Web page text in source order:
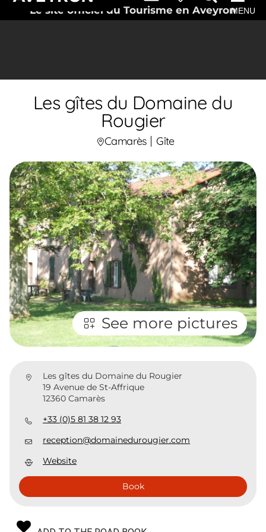
Le site officiel du Tourisme en AveyronMENU
Les gîtes du Domaine du
Rougier
Camarès Gîte
See more pictures
Les gîtes du Domaine du Rougier
19 Avenue de St-Affrique
12360 Camarès
+33 (0)5 81 38 12 93
reception@domainedurougier.com
Website
Book